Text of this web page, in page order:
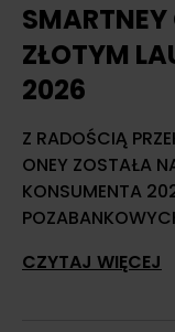
SMARTNEY
ZŁOTYM
2026
Z RADOŚCIĄ
ONEY ZOSTAŁA
KONSUMENTA
CZYTAJ WIĘCEJ